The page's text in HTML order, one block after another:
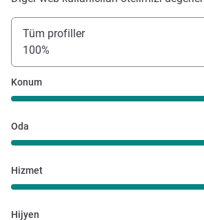
Tüm profiller
100%
Konum
Oda
Hizmet
Hijyen